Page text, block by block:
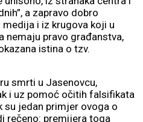
a zapravo dobro
medija i iz krugova koji u
nemaju pravo građanstva,
istina o tzv.
smrti u Jasenovcu,
i uz pomoć očitih falsifikata
su jedan primjer ovoga o
rečeno: premijera toga